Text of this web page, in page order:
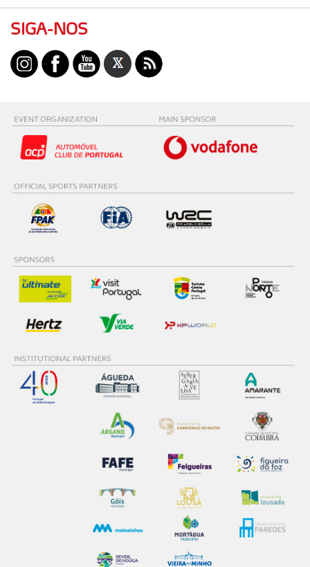
Realçamos que o bloqueio de certo tipo de Cookies e
tecnologias similares pode ter impacto na sua
disponibilizados.
SIGA-NOS